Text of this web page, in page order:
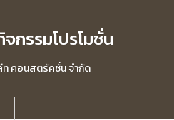
กรรมโปรโมชั่น
คอนสตรัคชั่น จำกัด